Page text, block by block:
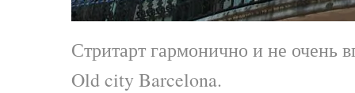
Стритарт гармонично и не очень
Old city Barcelona.